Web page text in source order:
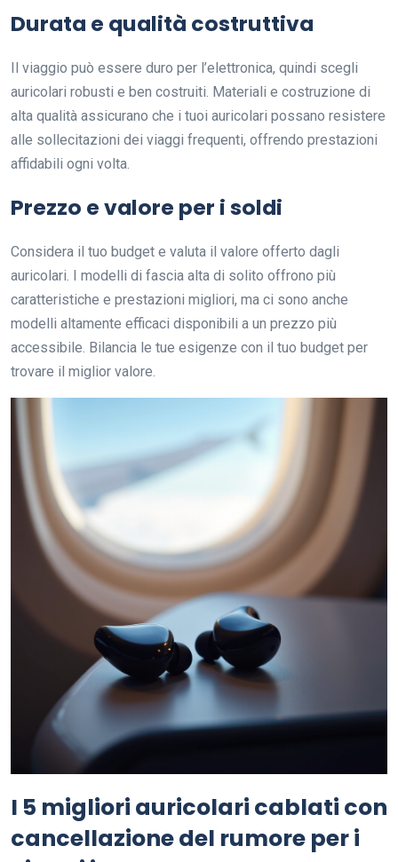
Durata e qualità costruttiva
Il viaggio può essere duro per l’elettronica, quindi scegli
auricolari robusti e ben costruiti. Materiali e costruzione di
alta qualità assicurano che i tuoi auricolari possano resistere
alle sollecitazioni dei viaggi frequenti, offrendo prestazioni
affidabili ogni volta.
Prezzo e valore per i soldi
Considera il tuo budget e valuta il valore offerto dagli
auricolari. I modelli di fascia alta di solito offrono più
caratteristiche e prestazioni migliori, ma ci sono anche
modelli altamente efficaci disponibili a un prezzo più
accessibile. Bilancia le tue esigenze con il tuo budget per
trovare il miglior valore.
I 5 migliori auricolari cablati con
cancellazione del rumore per i